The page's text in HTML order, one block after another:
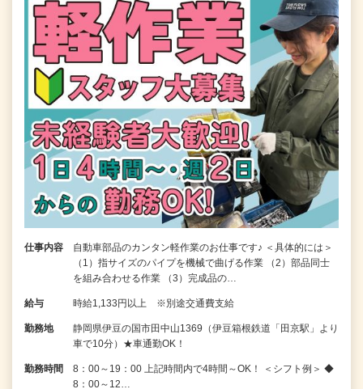
仕事内容
自動車部品のカンタン軽作業のお仕事です♪ ＜具体的には＞
（1）指サイズのパイプを機械で曲げる作業 （2）部品同士
を組み合わせる作業 （3）完成品の…
給与 時給1,133円以上 ※別途交通費支給
勤務地
静岡県伊豆の国市田中山1369（伊豆箱根鉄道「田京駅」より
車で10分）★車通勤OK！
勤務時間
8：00～19：00 上記時間内で4時間～OK！ ＜シフト例＞ ◆
8：00～12…